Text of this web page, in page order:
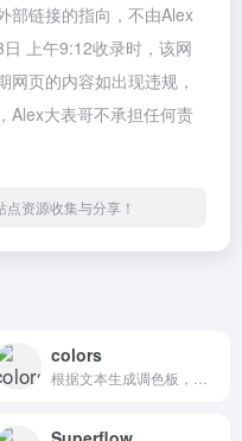
部链接的指向，不由Alex
上午9:12收录时，该网
页的内容如出现违规，
Alex大表哥不承担任何责
资源收集与分享！
colors